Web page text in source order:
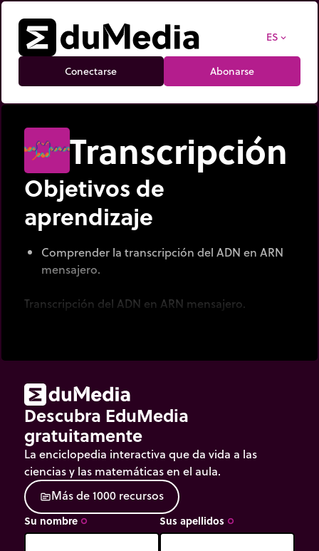
ES expand_more
Conectarse Abonarse
Transcripción
Objetivos de
aprendizaje
Comprender la transcripción del ADN en ARN
mensajero.
Transcripción del ADN en ARN mensajero.
Descubra EduMedia
gratuitamente
La enciclopedia interactiva que da vida a las
ciencias y las matemáticas en el aula.
sourceMásde1000 recursos
Su nombre trip_origin Sus apellidos trip_origin